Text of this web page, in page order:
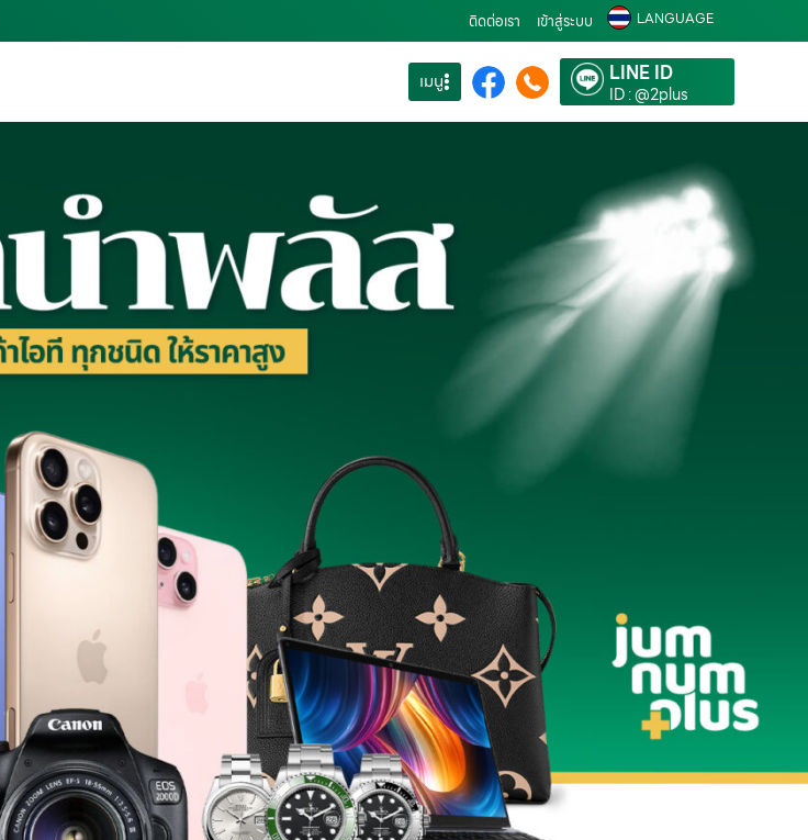
ติดต่อเรา เข้าสู่ระบบ LANGUAGE
เมนู LINE ID
ID : @2plus